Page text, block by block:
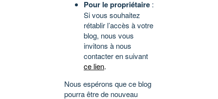
Pour le propriétaire :
Si vous souhaitez
rétablir l’accès à votre
blog, nous vous
invitons à nous
contacter en suivant
ce lien.
Nous espérons que ce blog
pourra être de nouveau